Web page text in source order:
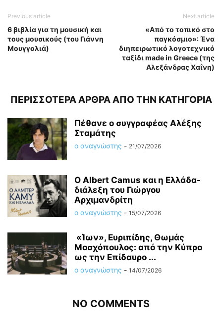
Previous article
6 βιβλία για τη μουσική και
τους μουσικούς (του Γιάννη
Μουγγολιά)
Next article
«Από το τοπικό στο
παγκόσμιο»: Ένα
διηπειρωτικό λογοτεχνικό
ταξίδι made in Greece (της
Αλεξάνδρας Χαΐνη)
ΠΕΡΙΣΣΟΤΕΡΑ ΑΡΘΡΑ ΑΠΟ ΤΗΝ ΚΑΤΗΓΟΡΙΑ
Πέθανε ο συγγραφέας Αλέξης
Σταμάτης
ο αναγνώστης - 21/07/2026
O Albert Camus και η Ελλάδα-
διάλεξη του Γιώργου
Αρχιμανδρίτη
ο αναγνώστης - 15/07/2026
«Ίων», Ευριπίδης, Θωμάς
Μοσχόπουλος: από την Κύπρο
ως την Επίδαυρο ...
ο αναγνώστης - 14/07/2026
NO COMMENTS